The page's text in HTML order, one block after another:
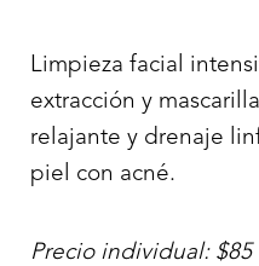
Limpieza facial
extracción y
relajante y drenaje
piel con acné.
Precio individual: $85